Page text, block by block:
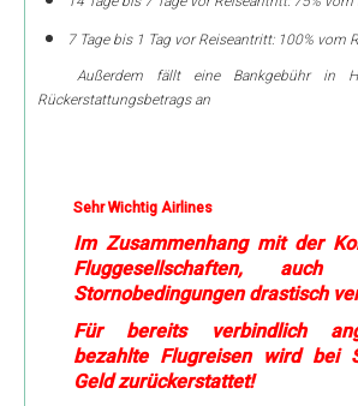
7 Tage bis 1 Tag vor Reiseantritt: 100% vom
Außerdem fällt eine Bankgebühr in
Rückerstattungsbetrags an
Sehr Wichtig Airlines
Im Zusammenhang mit der
Fluggesellschaften,
Stornobedingungen drastisch
Für bereits verbindlich
bezahlte Flugreisen wird bei
Geld zurückerstattet!